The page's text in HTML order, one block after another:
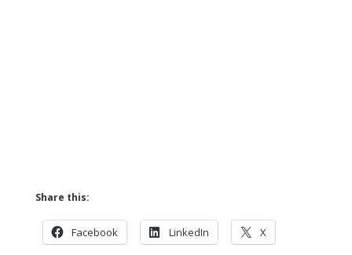
Share this:
Facebook LinkedIn X